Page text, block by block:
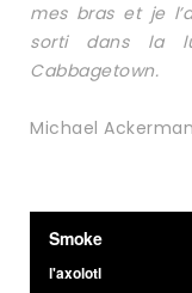
mes bras et je
sorti dans la
Cabbagetown.
Michael Ackerman